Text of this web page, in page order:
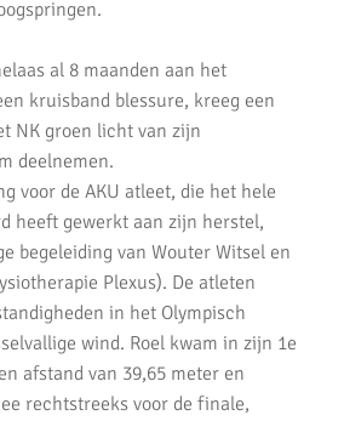
tijdens landelijke finales
in landelijke Finale D
Kampioen hoogspringen
Kampioen Vortexwerpen U12
zich voor landelijke finale
bij nationale indoorwedstrijden atletiek
nationale indoorwedstrijd.
al 8 maanden aan het
kruisband blessure, kreeg een
NK groen licht van zijn
deelnemen.
voor de AKU atleet, die het hele
heeft gewerkt aan zijn herstel,
begeleiding van Wouter Witsel en
Plexus). De atleten
in het Olympisch
wind. Roel kwam in zijn 1e
afstand van 39,65 meter en
rechtstreeks voor de finale,